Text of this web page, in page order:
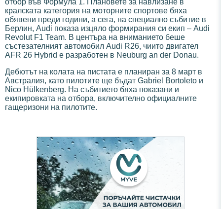
отбор във Формула 1. Плановете за навлизане в
кралската категория на моторните спортове бяха
обявени преди години, а сега, на специално събитие в
Берлин, Audi показа изцяло формирания си екип – Audi
Revolut F1 Team. В центъра на вниманието беше
състезателният автомобил Audi R26, чиито двигател
AFR 26 Hybrid е разработен в Neuburg an der Donau.
Дебютът на колата на пистата е планиран за 8 март в
Австралия, като пилотите ще бъдат Gabriel Bortoleto и
Nico Hülkenberg. На събитието бяха показани и
екипировката на отбора, включително официалните
гащеризони на пилотите.